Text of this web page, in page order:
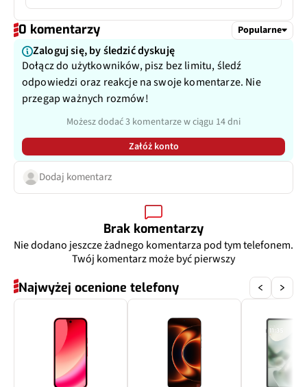
Pixele 12 Mpix
Ogniskowa 12 mm
Przysłona f/2.2
Zoom optyczny Nie
Inne
Teleobiektyw
Pixele 12 Mpix
Ogniskowa 52 mm
Przysłona f/2.4
Lampa błyskowa Nie
Przysłona f/2.2
Filmy Tak
Filmy parametr 4K@30fps, 1080p@30fps
Zoom optyczny Nie
Kolor wyświetlacza
Typ USB USB-C
Reverse wireless charging
0 komentarzy Popularne
Zaloguj się, by śledzić dyskuję
Dołącz do użytkowników, pisz bez limitu, śledź
odpowiedzi oraz reakcje na swoje komentarze. Nie
przegap ważnych rozmów!
Możesz dodać 3 komentarze w ciągu 14 dni
Załóż konto
Dodaj komentarz
Brak komentarzy
Nie dodano jeszcze żadnego komentarza pod tym telefonem.
Twój komentarz może być pierwszy
Najwyżej ocenione telefony